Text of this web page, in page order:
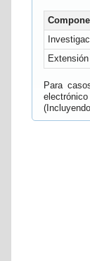
Extensión
Para